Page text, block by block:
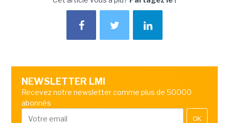
NEWSLETTER LMI
Recevez notre newsletter comme plus de 50000
abonnés
OK